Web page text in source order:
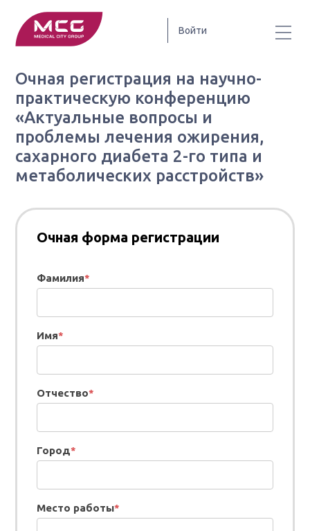
Войти
Очная регистрация на научно-
практическую конференцию
«Актуальные вопросы и
проблемы лечения ожирения,
сахарного диабета 2-го типа и
метаболических расстройств»
Очная форма регистрации
Фамилия*
Имя*
Отчество*
Город*
Место работы*